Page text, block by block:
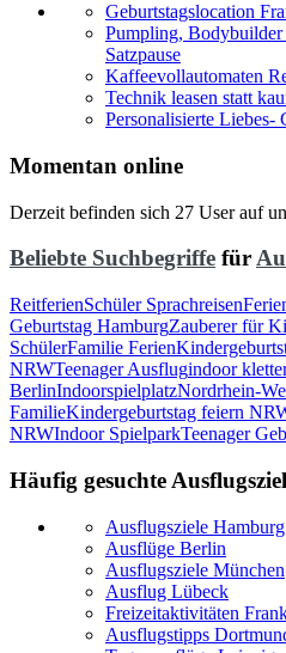
Geburtstagslocation
Pumpling,
Satzpause
Kaffeevollautomaten
Technik leasen statt
Personalisierte Liebes-
Momentan online
Derzeit befinden sich 27 User auf
Beliebte Suchbegriffe für
ReitferienSchüler Sprachreisen
Geburtstag HamburgZauberer für
SchülerFamilie Ferien
NRWTeenager Ausflugindoor
BerlinIndoorspielplatzNordrhein-
FamilieKindergeburtstag feiern
NRWIndoor SpielparkTeenager
Häufig gesuchte
Ausflugsziele Hamburg
Ausflüge Berlin
Ausflugsziele München
Ausflug Lübeck
Freizeitaktivitäten
Ausflugstipps